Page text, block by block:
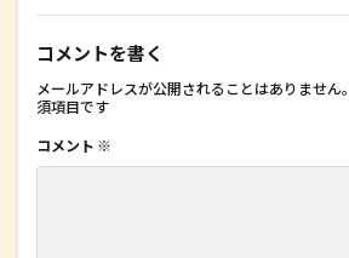
コメントを書く
メールアドレスが公開されることはありません。
須項目です
コメント ※